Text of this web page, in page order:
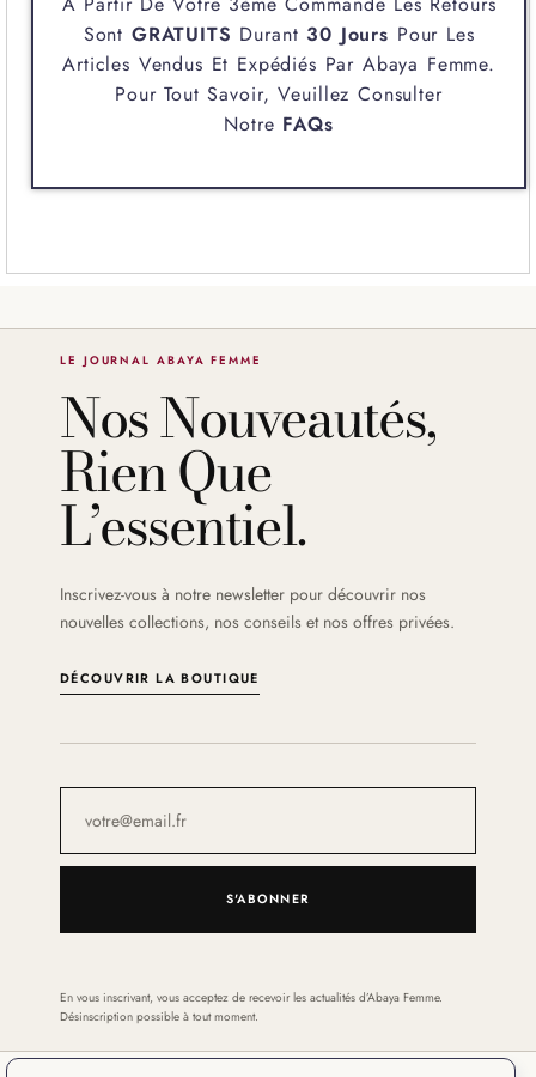
Sont GRATUITS Durant 30 Jours Pour Les
Articles Vendus Et Expédiés Par Abaya Femme.
Pour Tout Savoir, Veuillez Consulter
Notre FAQs
LE JOURNAL ABAYA FEMME
Nos Nouveautés,
Rien Que
L’essentiel.
Inscrivez-vous à notre newsletter pour découvrir nos
nouvelles collections, nos conseils et nos offres privées.
DÉCOUVRIR LA BOUTIQUE
S'ABONNER
En vous inscrivant, vous acceptez de recevoir les actualités d’Abaya Femme.
Désinscription possible à tout moment.